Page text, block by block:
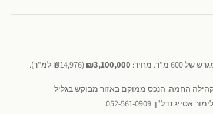
600 מ"ר. מחיר: ₪3,100,000 (₪14,976 למ"ר).
החמה. הנכס ממוקם באזור מבוקש בגליל
052-561-0909.